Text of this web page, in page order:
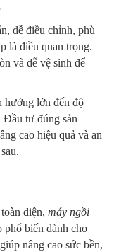
dễ điều chỉnh, phù
là điều quan trọng.
và dễ vệ sinh để
hưởng lớn đến độ
Đầu tư đúng sản
cao hiệu quả và an
diện, máy ngồi
phổ biến dành cho
nâng cao sức bền,